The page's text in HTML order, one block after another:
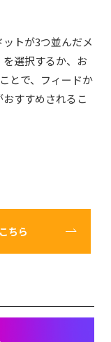
トが3つ並んだメ
を選択するか、お
とで、フィードか
すすめされるこ
ちら